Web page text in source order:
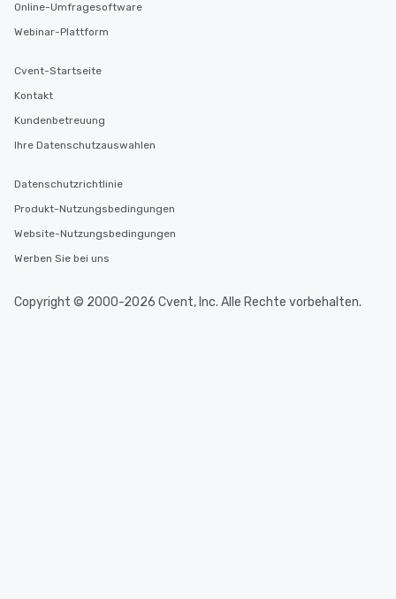
Online-Umfragesoftware
Webinar-Plattform
Cvent-Startseite
Kontakt
Kundenbetreuung
Ihre Datenschutzauswahlen
Datenschutzrichtlinie
Produkt-Nutzungsbedingungen
Website-Nutzungsbedingungen
Werben Sie bei uns
Copyright © 2000-2026 Cvent, Inc. Alle Rechte vorbehalten.